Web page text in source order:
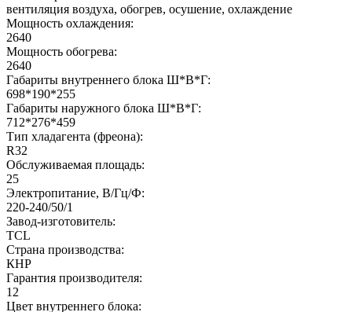
вентиляция воздуха, обогрев, осушение, охлаждение
Мощность охлаждения:
2640
Мощность обогрева:
2640
Габариты внутреннего блока Ш*В*Г:
698*190*255
Габариты наружного блока Ш*В*Г:
712*276*459
Тип хладагента (фреона):
R32
Обслуживаемая площадь:
25
Электропитание, В/Гц/Ф:
220-240/50/1
Завод-изготовитель:
TCL
Страна производства:
КНР
Гарантия производителя:
12
Цвет внутреннего блока: